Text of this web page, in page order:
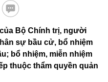
Bộ Chính trị, người
sự bầu cử, bổ nhiệm
bổ nhiệm, miễn nhiệm
thuộc thẩm quyền quản